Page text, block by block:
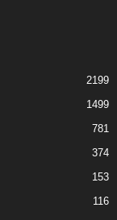
2199
1499
781
374
153
116